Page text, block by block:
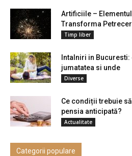
Artificiile –
Transforma
Timp liber
Intalniri in
jumatatea si unde
Diverse
Ce condiții trebuie
pensia anticipată?
Actualitate
Categorii populare